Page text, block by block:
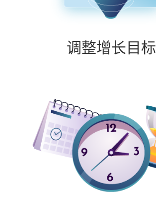
调整增长目标